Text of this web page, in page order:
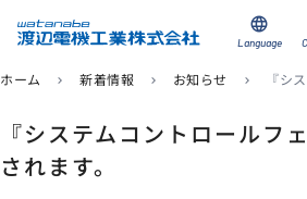
資料ダウンロード
language
Language
ホーム chevron_right 新着情報 chevron_right お知らせ chevron_right 『シス
『システムコントロールフ
されます。